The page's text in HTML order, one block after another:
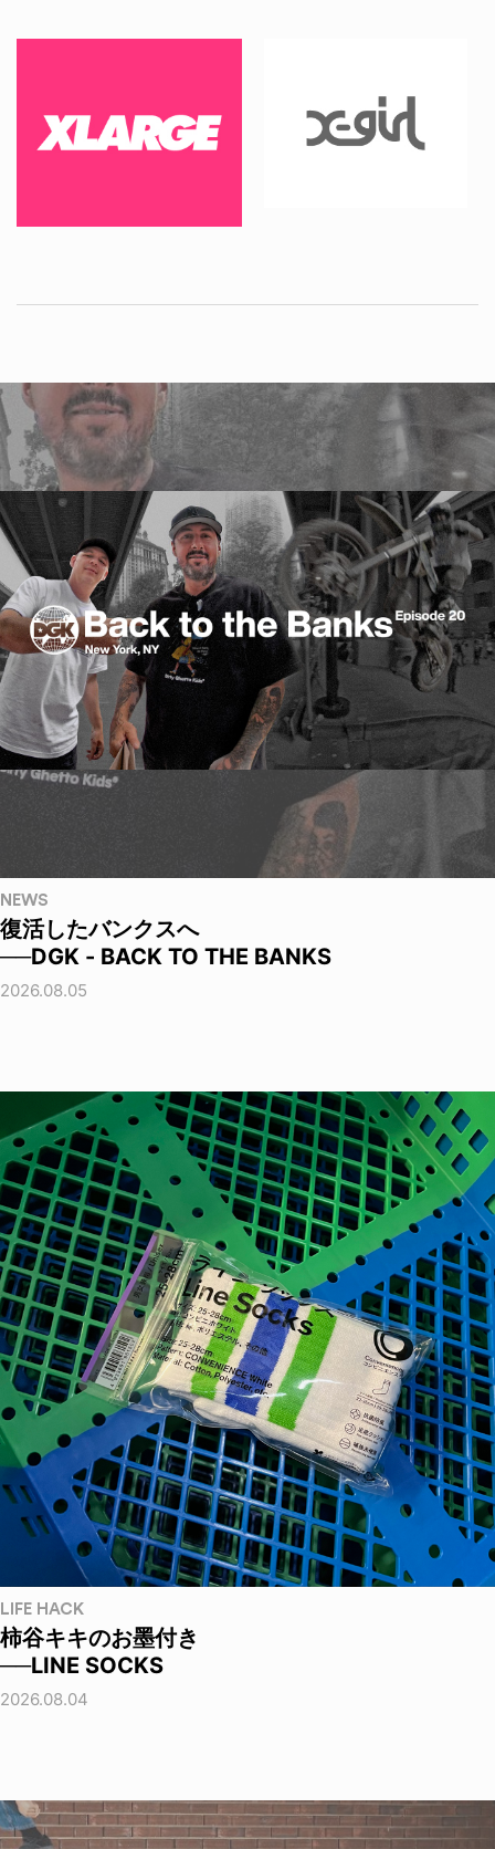
NEWS
復活したバンクスへ
──DGK - BACK TO THE BANKS
2026.08.05
LIFE HACK
柿谷キキのお墨付き
──LINE SOCKS
2026.08.04